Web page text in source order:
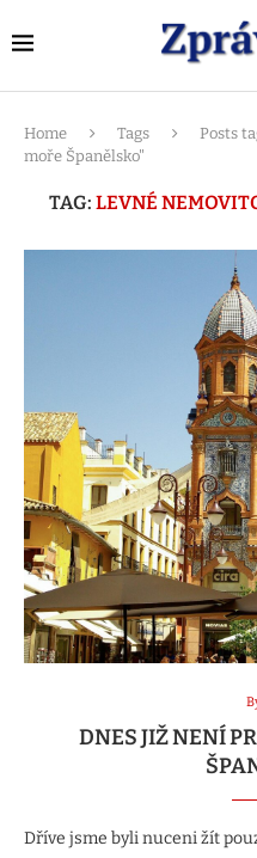
Home Tags
Posts
moře Španělsko"
TAG: LEVNÉ
DNES JIŽ NENÍ
Dříve jsme byli nuceni žít